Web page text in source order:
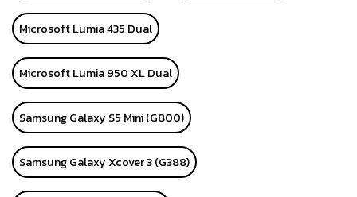
Microsoft Lumia 435 Dual
Microsoft Lumia 950 XL Dual
Samsung Galaxy S5 Mini (G800)
Samsung Galaxy Xcover 3 (G388)